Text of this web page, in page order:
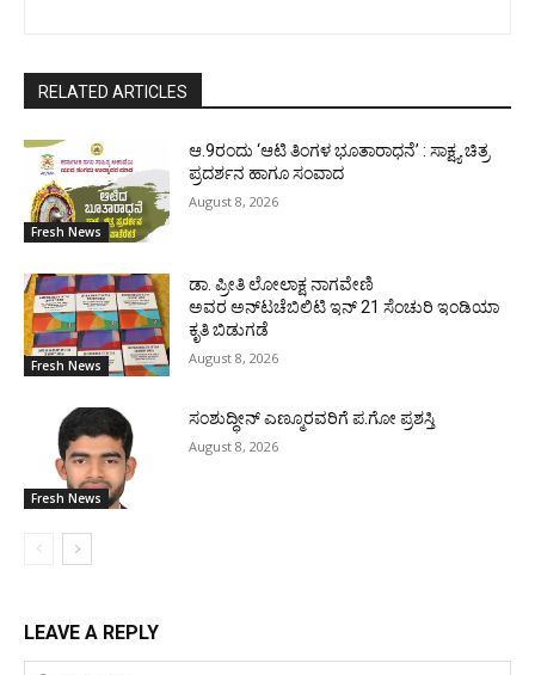
RELATED ARTICLES
Fresh News
ಆ.9ರಂದು ‘ಆಟಿ ತಿಂಗಳ ಭೂತಾರಾಧನೆ’ : ಸಾಕ್ಷ್ಯ ಚಿತ್ರ
ಪ್ರದರ್ಶನ ಹಾಗೂ ಸಂವಾದ
August 8, 2026
Fresh News
ಡಾ. ಪ್ರೀತಿ ಲೋಲಾಕ್ಷ ನಾಗವೇಣಿ
ಅವರ ಅನ್‌ಟಚೆಬಿಲಿಟಿ ಇನ್ 21 ಸೆಂಚುರಿ ಇಂಡಿಯಾ
ಕೃತಿ ಬಿಡುಗಡೆ
August 8, 2026
Fresh News
ಸಂಶುದ್ಧೀನ್ ಎಣ್ಮೂರವರಿಗೆ ಪ.ಗೋ ಪ್ರಶಸ್ತಿ
August 8, 2026
LEAVE A REPLY